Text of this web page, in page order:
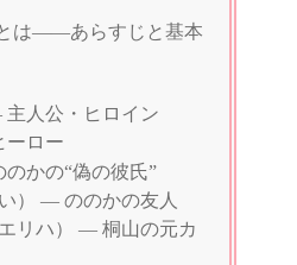
とは——あらすじと基本
人公・ヒロイン
ロー
かの“偽の彼氏”
） — ののかの友人
リハ） — 桐山の元カ